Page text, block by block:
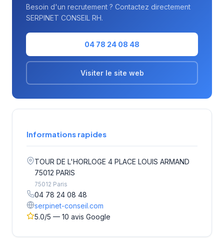
Besoin d'un recrutement ? Contactez directement
SERPINET CONSEIL RH.
04 78 24 08 48
Visiter le site web
Informations rapides
TOUR DE L'HORLOGE 4 PLACE LOUIS ARMAND
75012 PARIS
75012 Paris
04 78 24 08 48
serpinet-conseil.com
5.0/5 — 10 avis Google